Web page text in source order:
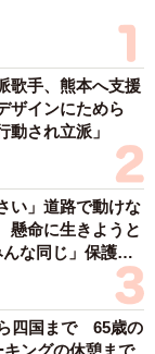
2/7
（提供：ポメラニ
きなんですね。
んのおもちゃが
ので愛着がある
ような様子でし
歌手、熊本へ支援
ザインにためら
され立派」
い」道路で動けな
命に生きようと
な同じ」保護団
四国まで 65歳の
ングの休憩まで